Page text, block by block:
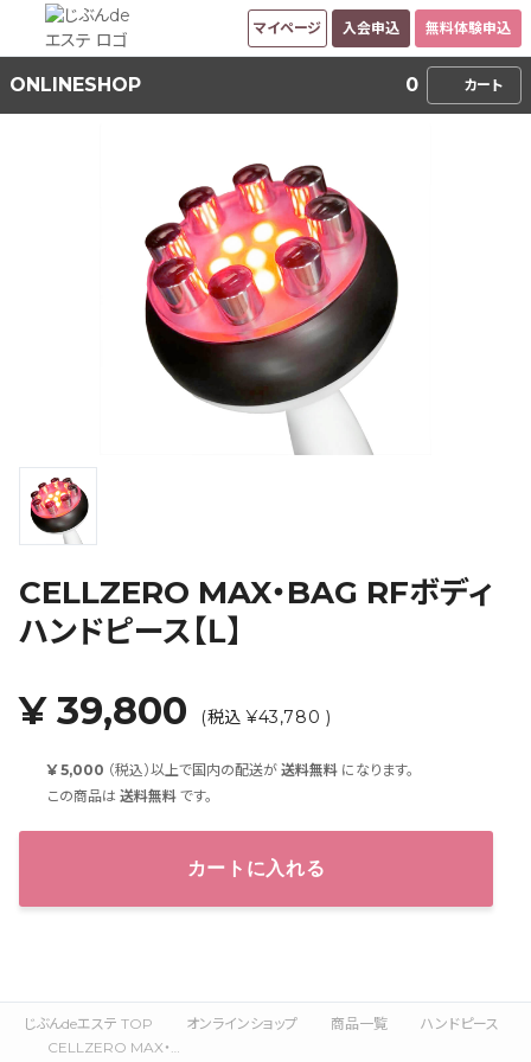
マイページ 入会申込 無料体験申込
ONLINESHOP
オンラインショップ 0 カート
CELLZERO MAX・BAG RFボディ
ハンドピース【Ｌ】
¥ 39,800 (税込 ¥43,780 )
¥ 5,000 （税込）以上で国内の配送が 送料無料 になります。
この商品は 送料無料 です。
カートに入れる
じぶんdeエステ TOP オンラインショップ 商品一覧
ハンドピース
CELLZERO MAX・BAG RFボディハンドピース【Ｌ】